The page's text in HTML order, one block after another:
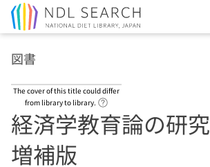
図書
The cover of this title could differ
from library to library.
経済学教育論の研究
増補版